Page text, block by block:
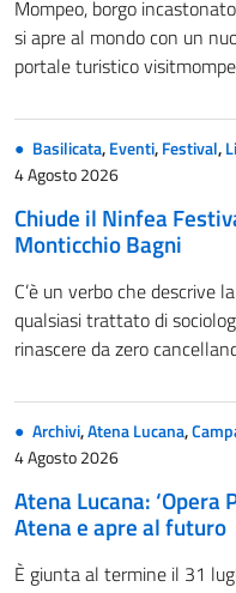
Mompeo, borgo
si apre al mondo con un
portale turistico
Basilicata,Eventi,Festival,
4 Agosto 2026
Chiude il Ninfea
Monticchio Bagni
C’è un verbo che descrive
qualsiasi trattato di
rinascere da zero
Archivi,Atena Lucana,
4 Agosto 2026
Atena Lucana: ‘Opera
Atena e apre al futuro
È giunta al termine il 31